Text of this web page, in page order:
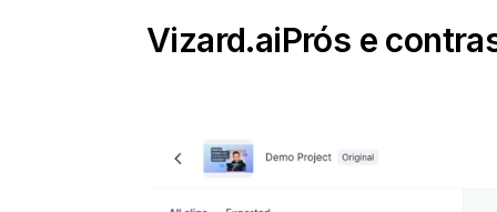
Vizard.aiPrós e